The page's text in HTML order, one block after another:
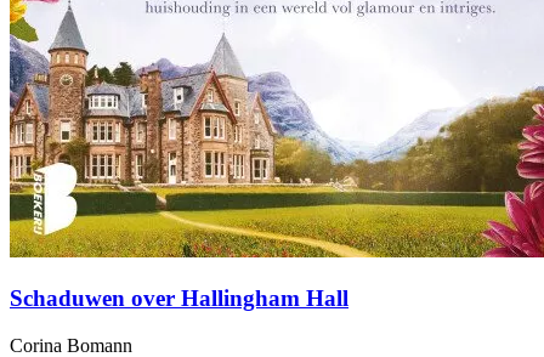
Schaduwen over Hallingham Hall
Corina Bomann